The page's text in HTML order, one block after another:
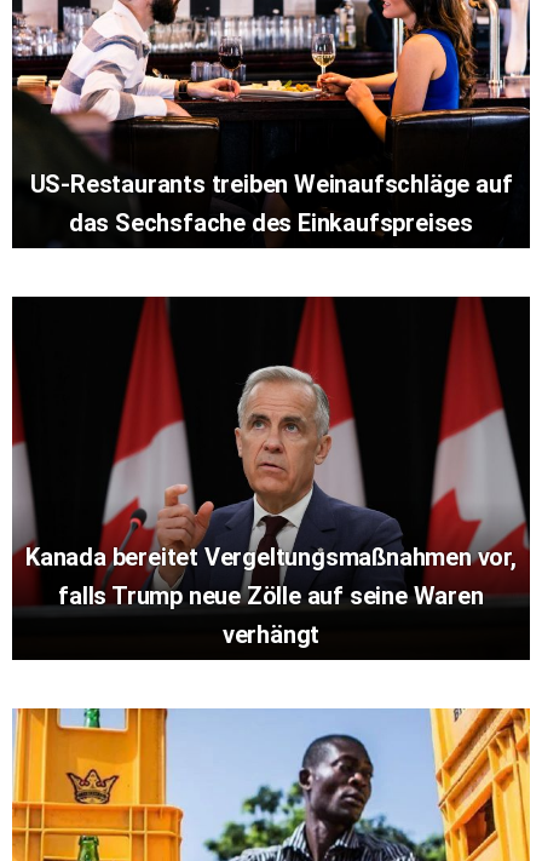
US-Restaurants treiben Weinaufschläge auf
das Sechsfache des Einkaufspreises
Kanada bereitet Vergeltungsmaßnahmen vor,
falls Trump neue Zölle auf seine Waren
verhängt